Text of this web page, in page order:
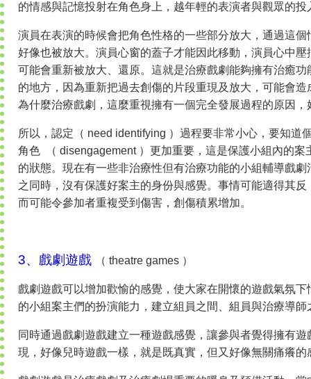
的情感與記憶投射在角色身上，越年輕的表演者與觀眾的
演員在表演的時候會把角色性格的一些部分放大，通過這
好像也被放大。演員心窗的蓋子才能因此移動，演員心中
可能會重新被放大、還原。這就是治療戲劇能夠擁有治癒
的地方，因為重新把過去創傷的片段重現及放大，可能會
為什麼治療戲劇，這麼重視擁有一個完全發展過程的原因
所以，認定（ need identifying ）過程要非常小心，要知道
角色 （ disengagement ）更加重要，這是保護小組內的案
的狀態。現在有一些非治療性但有治療功能的小組輔導戲
之同時，沒有保護好案主的身份與感覺。事情可能適得其
而可能令參加者重複受到傷害，創傷積累增加。
3、戲劇遊戲 （ theatre games ）
戲劇遊戲可以增加歡愉的感覺，使大家在開懷的遊戲氣氛
的小組案主們的扮演能力，建立組員之間、組員與治療導
同時通過戲劇遊戲建立一種遊戲感覺，讓參與者覺得擁有
現，好像兒時遊戲一樣，就是既真實，但又好像無關痛癢的